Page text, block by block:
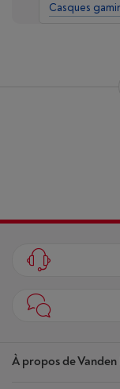
Casques
À propos de